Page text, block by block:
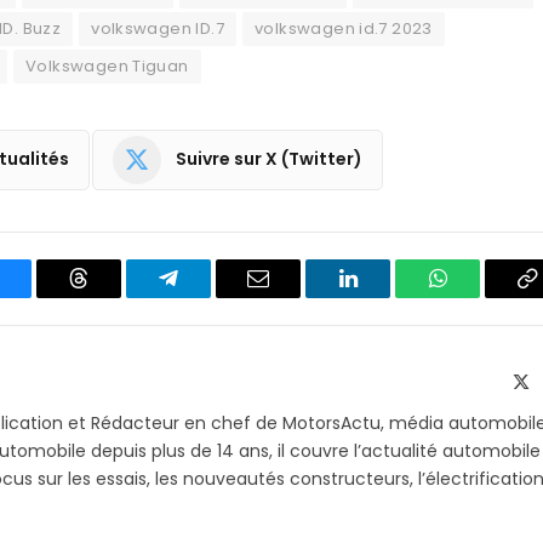
Buzz
volkswagen ID.7
volkswagen id.7 2023
Volkswagen Tiguan
Suivre sur X (Twitter)
Threads
Partager
Email LinkedIn WhatsApp
et Rédacteur en chef de MotorsActu, média
depuis plus de 14 ans, il couvre l’actualité automobile
sur les essais, les nouveautés constructeurs,